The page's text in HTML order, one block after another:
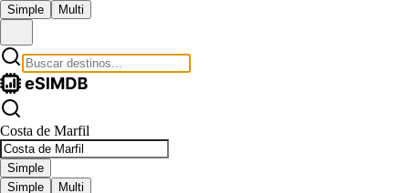
Simple Multi
Costa de Marfil
Simple
Simple
Multi